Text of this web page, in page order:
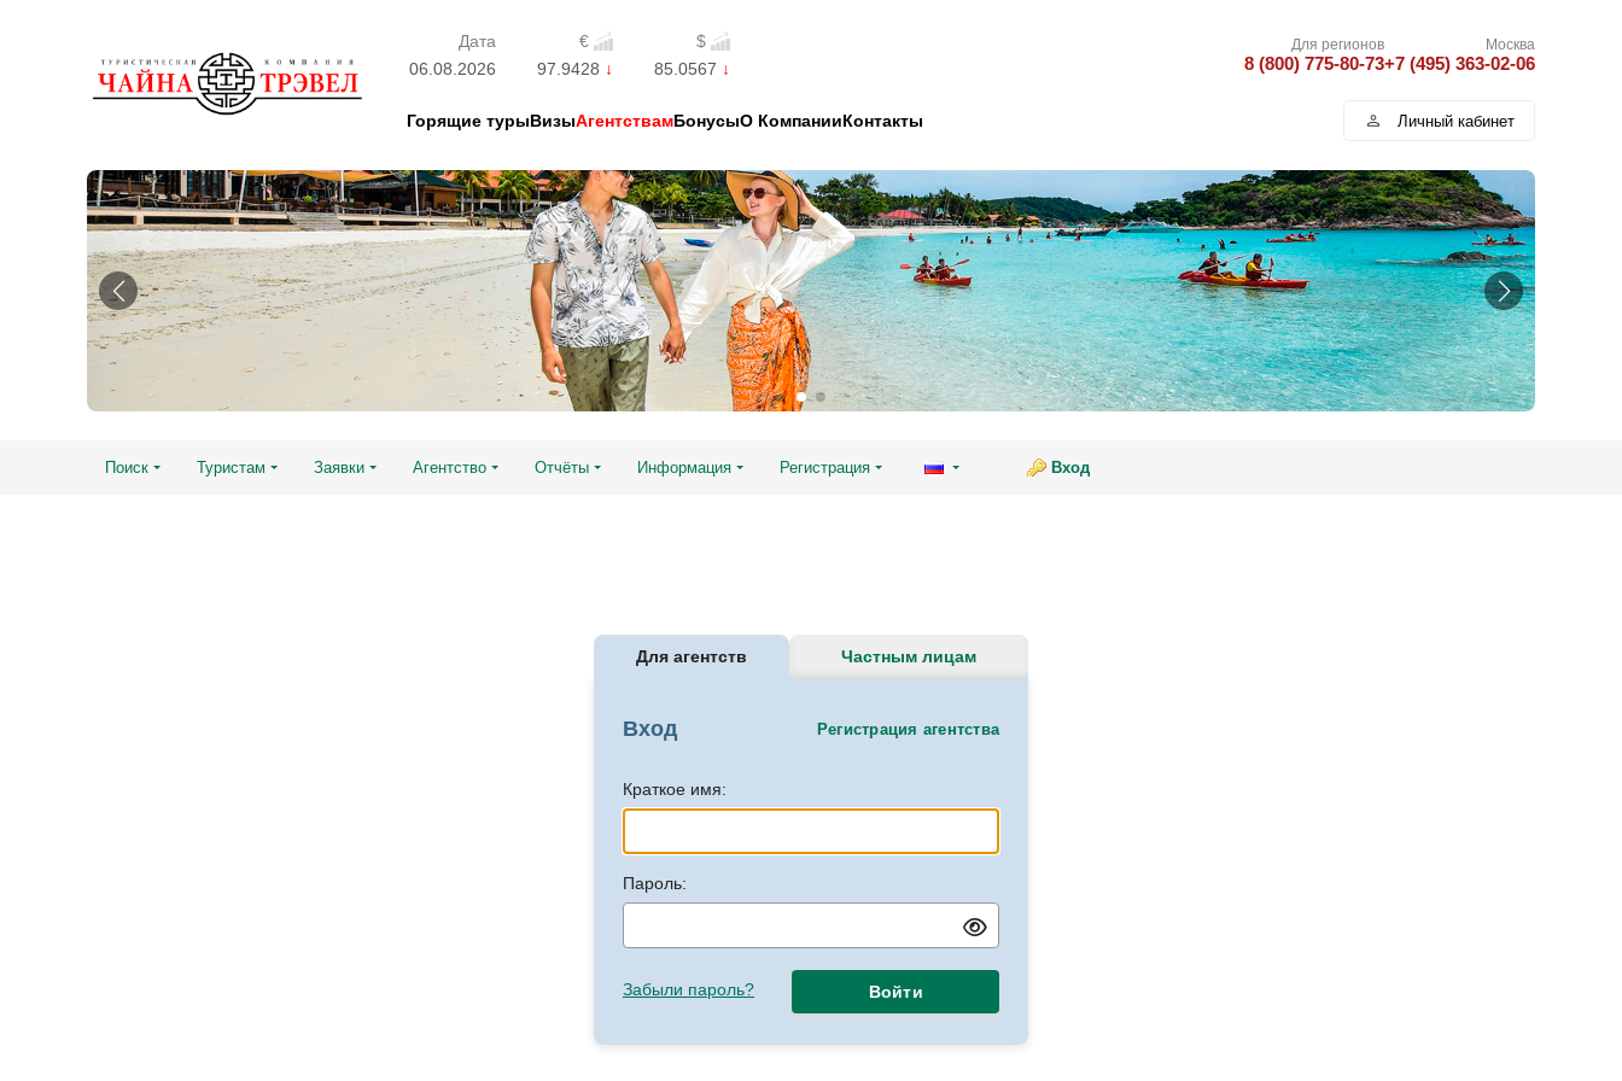
Дата €
$
06.08.2026
97.9428 85.0567
Для регионов
8 (800) 775-80-73
Москва
+7 (495) 363-02-06
Горящие турыВизыАгентствамБонусыО КомпанииКонтакты Личный кабинет
Поиск Туристам Заявки Агентство Отчёты Информация Регистрация Вход
Для агентств Частным лицам
Вход Регистрация агентства
Краткое имя:
Пароль:
Забыли пароль? Войти